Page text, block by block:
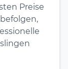
Preise